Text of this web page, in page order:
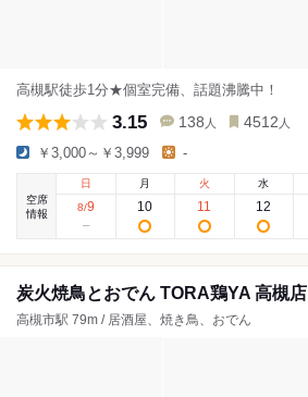
高槻駅徒歩1分★個室完備、話題沸騰中！
3.15 138 人 4512 人
￥3,000～￥3,999 -
空席
情報
日
8/9
月
10
火
11
水
12
炭火焼鳥とおでん TORA鶏YA 高槻店
高槻市駅 79m / 居酒屋、焼き鳥、おでん